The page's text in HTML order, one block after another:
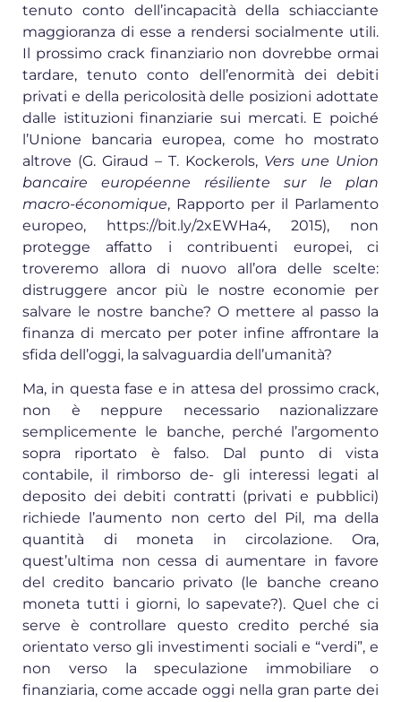
tenuto conto dell’incapacità della schiacciante
maggioranza di esse a rendersi socialmente utili.
Il prossimo crack finanziario non dovrebbe ormai
tardare, tenuto conto dell’enormità dei debiti
privati e della pericolosità delle posizioni adottate
dalle istituzioni finanziarie sui mercati. E poiché
l’Unione bancaria europea, come ho mostrato
altrove (G. Giraud – T. Kockerols, Vers une Union
bancaire européenne résiliente sur le plan
macro-économique, Rapporto per il Parlamento
europeo, https://bit.ly/2xEWHa4, 2015), non
protegge affatto i contribuenti europei, ci
troveremo allora di nuovo all’ora delle scelte:
distruggere ancor più le nostre economie per
salvare le nostre banche? O mettere al passo la
finanza di mercato per poter infine affrontare la
sfida dell’oggi, la salvaguardia dell’umanità?
Ma, in questa fase e in attesa del prossimo crack,
non è neppure necessario nazionalizzare
semplicemente le banche, perché l’argomento
sopra riportato è falso. Dal punto di vista
contabile, il rimborso de- gli interessi legati al
deposito dei debiti contratti (privati e pubblici)
richiede l’aumento non certo del Pil, ma della
quantità di moneta in circolazione. Ora,
quest’ultima non cessa di aumentare in favore
del credito bancario privato (le banche creano
moneta tutti i giorni, lo sapevate?). Quel che ci
serve è controllare questo credito perché sia
orientato verso gli investimenti sociali e “verdi”, e
non verso la speculazione immobiliare o
finanziaria, come accade oggi nella gran parte dei